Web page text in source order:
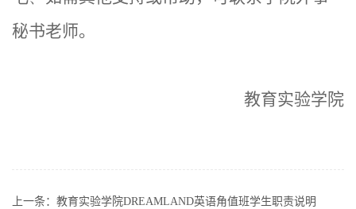
秘书老师。
教育实验学院
上一条： 教育实验学院DREAMLAND英语角值班学生职责说明